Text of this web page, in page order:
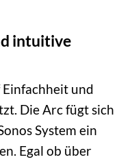
intuitive
Einfachheit und
Die Arc fügt sich
System ein
Egal ob über